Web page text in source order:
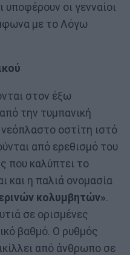
οι γενναίοι
με το Λόγω
στον έξω
την τυμπανική
οστίτη ιστό
από ερεθισμό του
που καλύπτει το
και η παλιά ονομασία
κολυμβητών».
σε ορισμένες
βαθμό. Ο ρυθμός
από άνθρωπο σε